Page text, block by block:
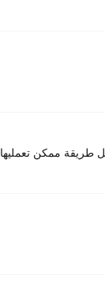
طريقة ممكن تعمليها